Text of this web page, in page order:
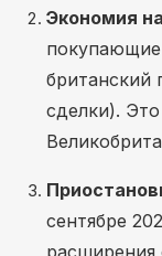
Экономия
британский
сделки).
сентябре
расширения